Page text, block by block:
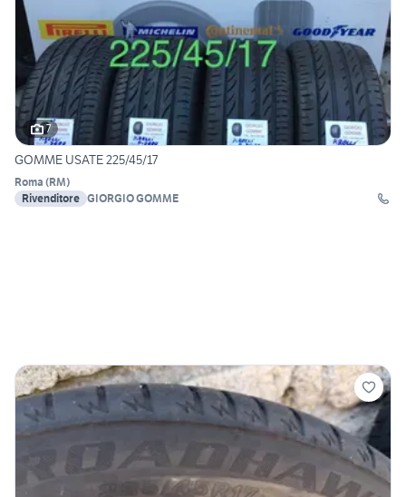
7
GOMME USATE 225/45/17
Roma (RM)
Rivenditore GIORGIO GOMME